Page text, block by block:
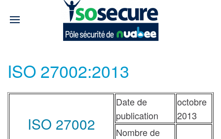
ISO 27002:2013
ISO 27002
Date de
publication
octobre
2013
Nombre de